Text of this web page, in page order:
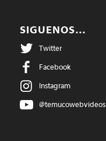
SIGUENOS…
Twitter
Facebook
Instagram
@temucowebvideos